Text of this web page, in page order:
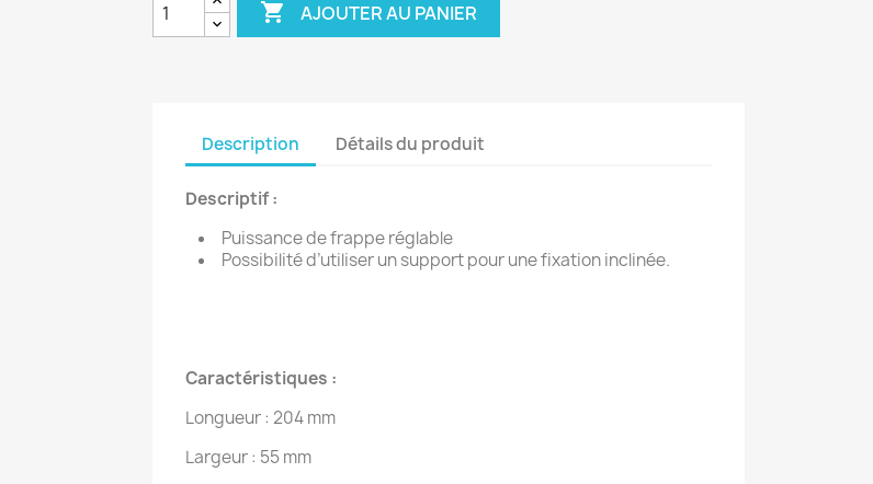
 AJOUTER AU PANIER
Description Détails du produit
Descriptif :
Puissance de frappe réglable
Possibilité d’utiliser un support pour une fixation inclinée.
Caractéristiques :
Longueur : 204 mm
Largeur : 55 mm